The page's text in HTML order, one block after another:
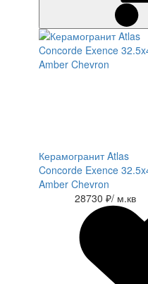
Керамогранит Atlas
Concorde Exence
Amber Chevron
28730 ₽/ м.кв